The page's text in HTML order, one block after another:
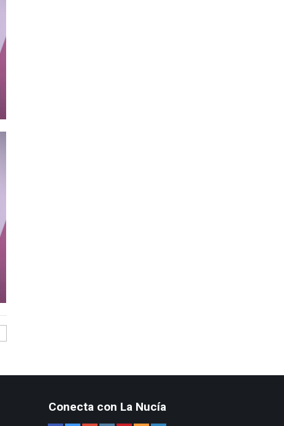
Conecta con La Nucía